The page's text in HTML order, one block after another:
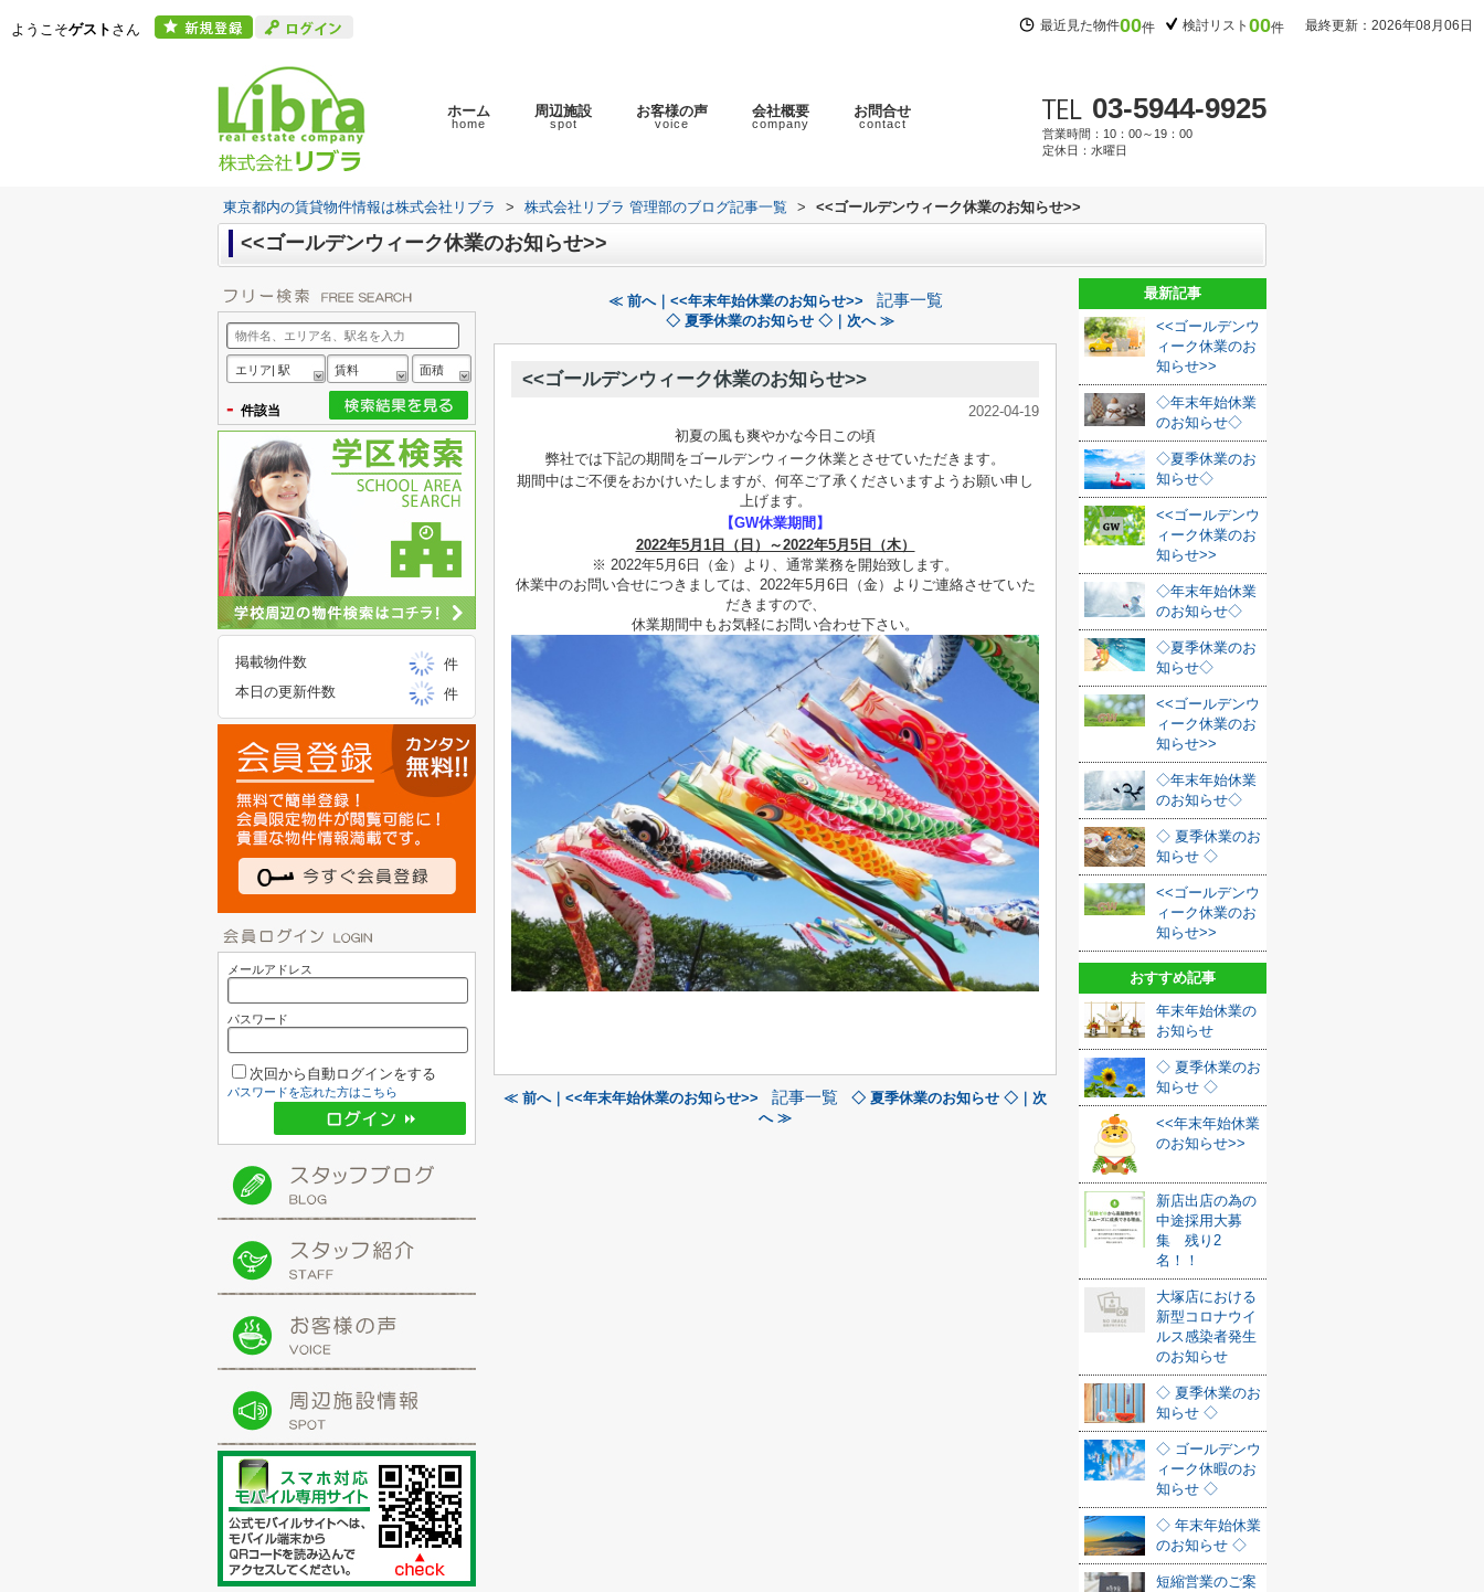
ようこそゲスト さん 最近見た物件00件 検討リスト 00件 最終更新：2026年08月06日
ホーム
home
周辺施設
spot
お客様の声
voice
会社概要
company
お問合せ
contact 03-5944-9925
営業時間：10：00～19：00
定休日：水曜日
東京都内の賃貸物件情報は株式会社リブラ > 株式会社リブラ 管理部のブログ記事一覧 > <<ゴールデンウィーク休業のお知らせ>>
<<ゴールデンウィーク休業のお知らせ>>
≪ 前へ｜<<年末年始休業のお知らせ>> 記事一覧
◇ 夏季休業のお知らせ ◇｜次へ ≫
<<ゴールデンウィーク休業のお知らせ>>
2022-04-19
初夏の風も爽やかな今日この頃
弊社では下記の期間をゴールデンウィーク休業とさせていただきます。
期間中はご不便をおかけいたしますが、何卒ご了承くださいますようお願い申し
上げます。
【GW休業期間】
2022年5月1日（日）～2022年5月5日（木）
※ 2022年5月6日（金）より、通常業務を開始致します。
休業中のお問い合せにつきましては、2022年5月6日（金）よりご連絡させていた
だきますので、
休業期間中もお気軽にお問い合わせ下さい。
≪ 前へ｜<<年末年始休業のお知らせ>> 記事一覧
◇ 夏季休業のお知らせ ◇｜次
へ ≫
最新記事
<<ゴールデンウ
ィーク休業のお
知らせ>>
◇年末年始休業
のお知らせ◇
◇夏季休業のお
知らせ◇
<<ゴールデンウ
ィーク休業のお
知らせ>>
◇年末年始休業
のお知らせ◇
◇夏季休業のお
知らせ◇
<<ゴールデンウ
ィーク休業のお
知らせ>>
◇年末年始休業
のお知らせ◇
◇ 夏季休業のお
知らせ ◇
<<ゴールデンウ
ィーク休業のお
知らせ>>
おすすめ記事
年末年始休業の
お知らせ
◇ 夏季休業のお
知らせ ◇
<<年末年始休業
のお知らせ>>
新店出店の為の
中途採用大募
集 残り2
名！！
大塚店における
新型コロナウイ
ルス感染者発生
のお知らせ
◇ 夏季休業のお
知らせ ◇
◇ ゴールデンウ
ィーク休暇のお
知らせ ◇
◇ 年末年始休業
のお知らせ ◇
短縮営業のご案
エリア| 駅 賃料 面積
- 件該当
掲載物件数
件
本日の更新件数
件
メールアドレス
パスワード
次回から自動ログインをする
パスワードを忘れた方はこちら